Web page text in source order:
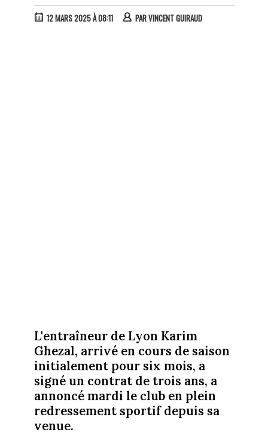
12 MARS 2025 À 08:11 PARVINCENT GUIRAUD
L'entraîneur de Lyon Karim
Ghezal, arrivé en cours de saison
initialement pour six mois, a
signé un contrat de trois ans, a
annoncé mardi le club en plein
redressement sportif depuis sa
venue.